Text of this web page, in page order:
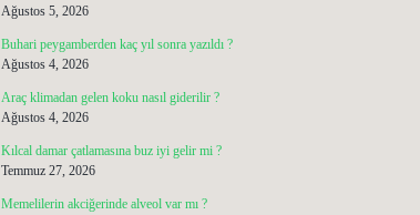
Ağustos 5, 2026
Buhari peygamberden kaç yıl sonra yazıldı ?
Ağustos 4, 2026
Araç klimadan gelen koku nasıl giderilir ?
Ağustos 4, 2026
Kılcal damar çatlamasına buz iyi gelir mi ?
Temmuz 27, 2026
Memelilerin akciğerinde alveol var mı ?